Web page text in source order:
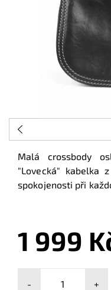
Malá crossbody
"Lovecká" kabelka
spokojenosti při
1 999
- +